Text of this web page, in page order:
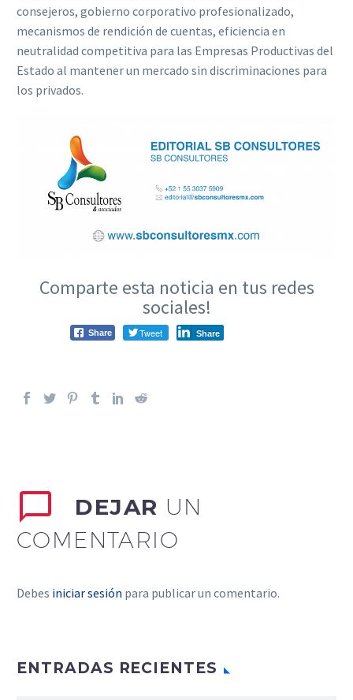
consejeros, gobierno corporativo profesionalizado,
mecanismos de rendición de cuentas, eficiencia en
neutralidad competitiva para las Empresas Productivas del
Estado al mantener un mercado sin discriminaciones para
los privados.
Comparte esta noticia en tus redes
sociales!
Share Tweet Share
DEJAR UN
COMENTARIO
Debes iniciar sesión para publicar un comentario.
ENTRADAS RECIENTES